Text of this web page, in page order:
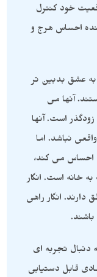
خود کنترل
احساس هرج و
عشق بدبین تر
آنها می
است. آنها
نباشد. اما
احساس می کند،
خانه است. انگار
دارند. انگار راهی
تجربه ای
قابل دستیابی